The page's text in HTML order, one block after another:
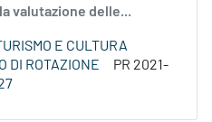
valutazione delle...
E CULTURA
DI ROTAZIONE
PR 2021-